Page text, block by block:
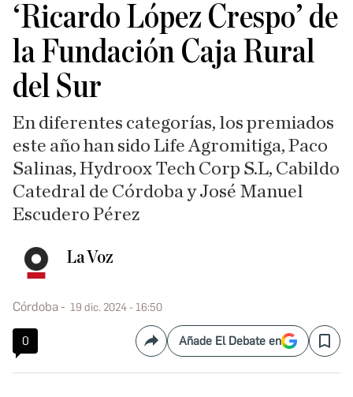
‘Ricardo López Crespo’ de
la Fundación Caja Rural
del Sur
En diferentes categorías, los premiados
este año han sido Life Agromitiga, Paco
Salinas, Hydroox Tech Corp S.L, Cabildo
Catedral de Córdoba y José Manuel
Escudero Pérez
La Voz
Córdoba 19 dic. 2024 - 16:50
0 CompartirAñade El Debate en Save